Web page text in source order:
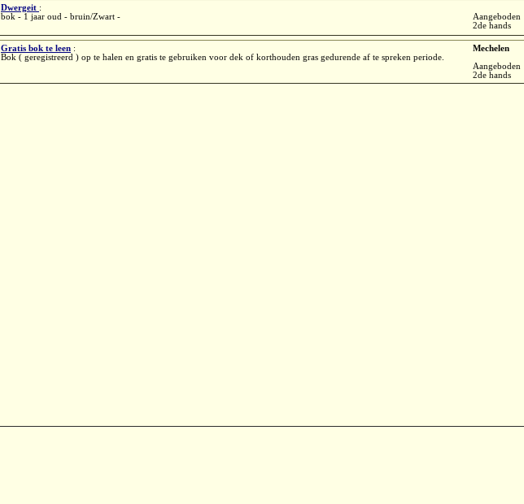
Dwergeit :
bok - 1 jaar oud - bruin/Zwart -
Aangeboden
2de hands
Gratis bok te leen :
Bok ( geregistreerd ) op te halen en gratis te gebruiken voor dek of korthouden gras gedurende af te spreken periode.
Mechelen
Aangeboden
2de hands